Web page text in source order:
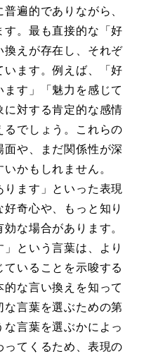
遍的でありながら、
す。最も直接的な「好
換えが存在し、それぞ
ます。例えば、「好
す」「魅力を感じて
に対する肯定的な感情
るでしょう。これらの
や、まだ関係性が深
かもしれません。
ります」といった表現
奇心や、もっと知り
な場合があります。
」という言葉は、より
いることを示唆する
な言い換えを知って
言葉を選ぶための第
言葉を選ぶかによっ
てくるため、表現の